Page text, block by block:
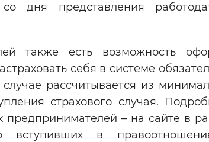
дня представления
также есть возможность
себя в системе
рассчитывается из
страхового случая.
– на сайте в
вступивших в